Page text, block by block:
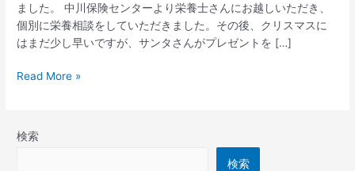
ました。 中川保険センターより栄養士さんにお越しいただき、
個別に栄養相談をしていただきました。その後、クリスマスに
はまだ少し早いですが、サンタさんがプレゼントを […]
ン
2025
年
11
報
Read More »
検索
検索